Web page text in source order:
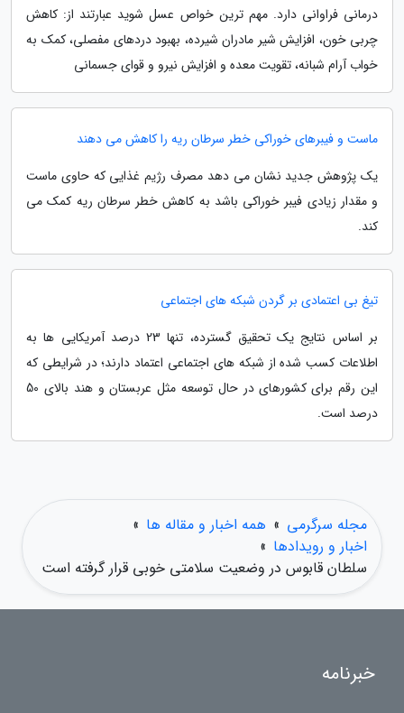
درمانی فراوانی دارد. مهم ترین خواص عسل شوید عبارتند از: کاهش
چربی خون، افزایش شیر مادران شیرده، بهبود دردهای مفصلی، کمک به
خواب آرام شبانه، تقویت معده و افزایش نیرو و قوای جسمانی
ماست و فیبرهای خوراکی خطر سرطان ریه را کاهش می دهند
یک پژوهش جدید نشان می دهد مصرف رژیم غذایی که حاوی ماست
و مقدار زیادی فیبر خوراکی باشد به کاهش خطر سرطان ریه کمک می
کند.
تیغ بی اعتمادی بر گردن شبکه های اجتماعی
بر اساس نتایج یک تحقیق گسترده، تنها 23 درصد آمریکایی ها به
اطلاعات کسب شده از شبکه های اجتماعی اعتماد دارند؛ در شرایطی که
این رقم برای کشورهای در حال توسعه مثل عربستان و هند بالای 50
درصد است.
مجله سرگرمی » همه اخبار و مقاله ها »
اخبار و رویدادها »
سلطان قابوس در وضعیت سلامتی خوبی قرار گرفته است
خبرنامه